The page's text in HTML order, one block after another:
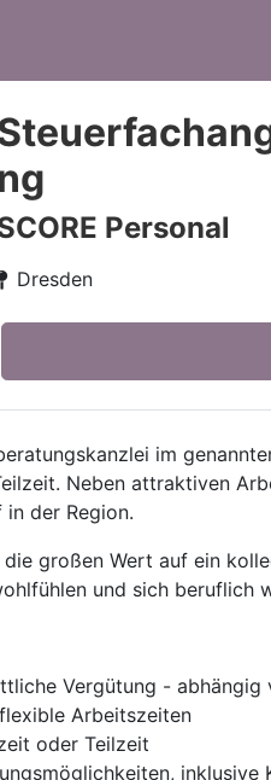
ng
Personal
Dresden
im
Neben attraktiven
in der Region.
großen Wert auf ein
und sich beruflich
Vergütung -
Arbeitszeiten
oder Teilzeit
inklusive